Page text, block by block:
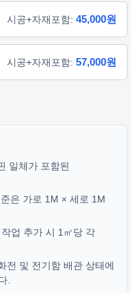
시공+자재포함: 45,000원
시공+자재포함: 57,000원
일체가 포함된
은 가로 1M × 세로 1M
업 추가 시 1㎡당 각
전 및 전기함 배관 상태에
.